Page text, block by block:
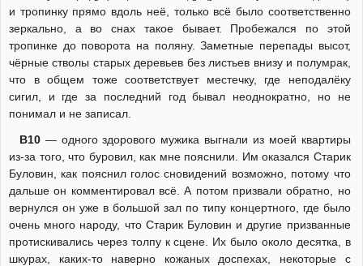
и тропинку прямо вдоль неё, только всё было соответственно
зеркально, а во снах такое бывает. Пробежался по этой
тропинке до поворота на поляну. Заметные перепады высот,
чёрные стволы старых деревьев без листьев внизу и полумрак,
что в общем тоже соответствует местечку, где неподалёку
сигил, и где за последний год бывал неоднократно, но не
понимал и не записал.
В10— одного здорового мужика выгнали из моей квартиры
из-за того, что буровил, как мне пояснили. Им оказался Старик
Буловин, как пояснил голос сновидений возможно, потому что
дальше он комментировал всё. А потом призвали обратно, но
вернулся он уже в большой зал по типу концертного, где было
очень много народу, что Старик Буловин и другие призванные
протискивались через толпу к сцене. Их было около десятка, в
шкурах, каких-то наверно кожаных доспехах, некоторые с